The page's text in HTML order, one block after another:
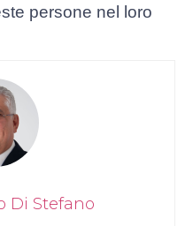
persone nel loro
Di Stefano